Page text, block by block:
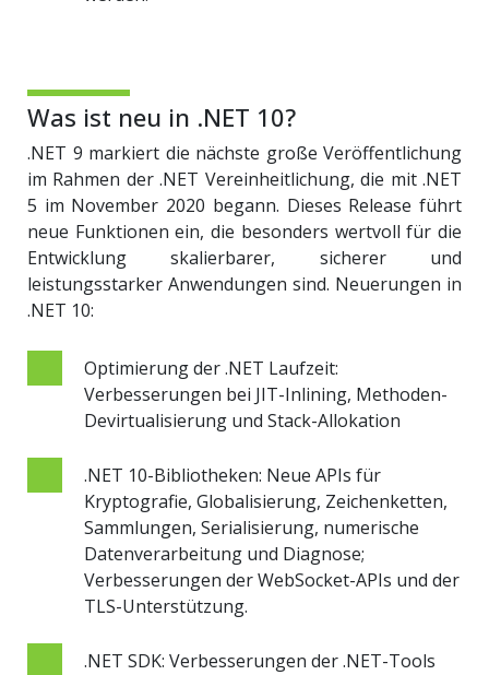
Was ist neu in .NET 10?
.NET 9 markiert die nächste große Veröffentlichung
im Rahmen der .NET Vereinheitlichung, die mit .NET
5 im November 2020 begann. Dieses Release führt
neue Funktionen ein, die besonders wertvoll für die
Entwicklung skalierbarer, sicherer und
leistungsstarker Anwendungen sind. Neuerungen in
.NET 10:
Optimierung der .NET Laufzeit:
Verbesserungen bei JIT-Inlining, Methoden-
Devirtualisierung und Stack-Allokation
.NET 10-Bibliotheken: Neue APIs für
Kryptografie, Globalisierung, Zeichenketten,
Sammlungen, Serialisierung, numerische
Datenverarbeitung und Diagnose;
Verbesserungen der WebSocket-APIs und der
TLS-Unterstützung.
.NET SDK: Verbesserungen der .NET-Tools